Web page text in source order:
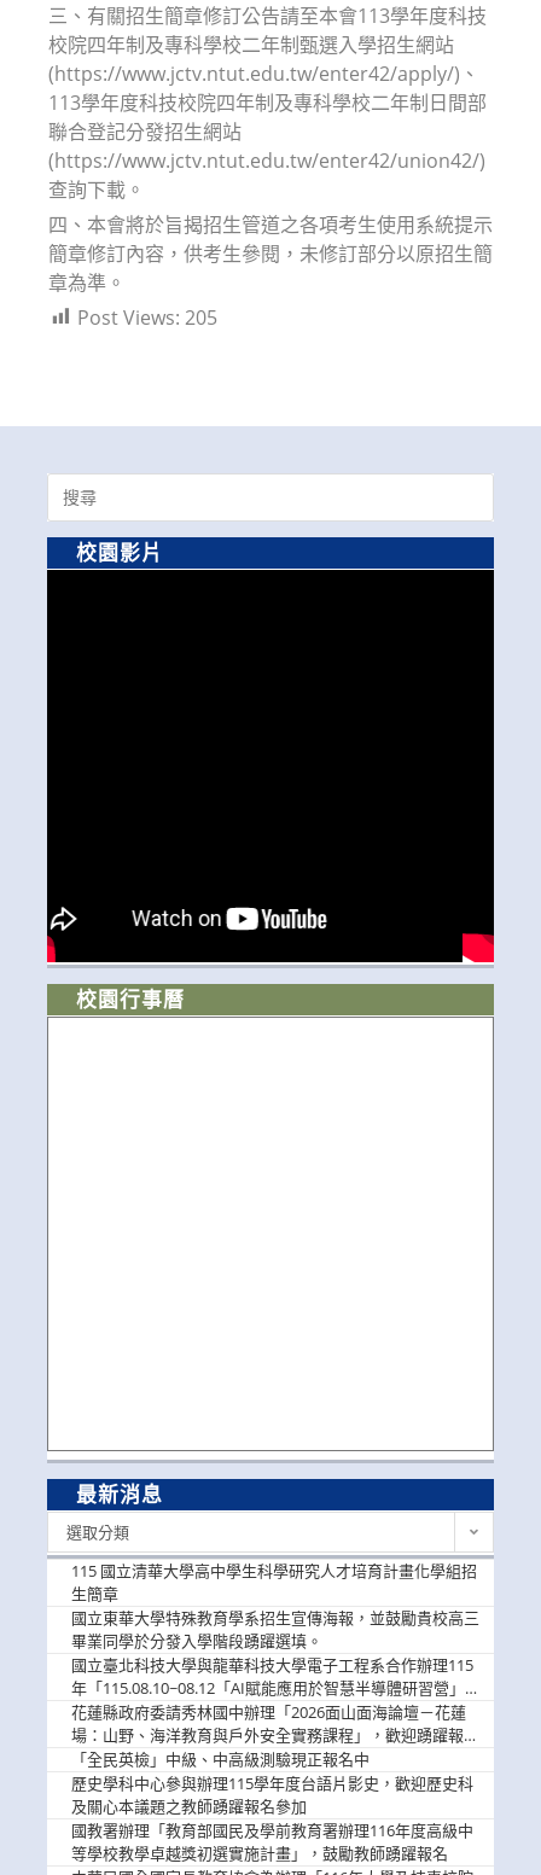
三、有關招生簡章修訂公告請至本會113學年度科技
校院四年制及專科學校二年制甄選入學招生網站
(https://www.jctv.ntut.edu.tw/enter42/apply/)、
113學年度科技校院四年制及專科學校二年制日間部
聯合登記分發招生網站
(https://www.jctv.ntut.edu.tw/enter42/union42/)
查詢下載。
四、本會將於旨揭招生管道之各項考生使用系統提示
簡章修訂內容，供考生參閱，未修訂部分以原招生簡
章為準。
Post Views: 205
Search
for:
校園影片
校園行事曆
最新消息
選取分類
115 國立清華大學高中學生科學研究人才培育計畫化學組招
生簡章
國立東華大學特殊教育學系招生宣傳海報，並鼓勵貴校高三
畢業同學於分發入學階段踴躍選填。
國立臺北科技大學與龍華科技大學電子工程系合作辦理115
年「115.08.10~08.12「AI賦能應用於智慧半導體研習營」，
歡迎學生踴躍報名參加
花蓮縣政府委請秀林國中辦理「2026面山面海論壇－花蓮
場：山野、海洋教育與戶外安全實務課程」，歡迎踴躍報名
參加
「全民英檢」中級、中高級測驗現正報名中
歷史學科中心參與辦理115學年度台語片影史，歡迎歷史科
及關心本議題之教師踴躍報名參加
國教署辦理「教育部國民及學前教育署辦理116年度高級中
等學校教學卓越獎初選實施計畫」，鼓勵教師踴躍報名